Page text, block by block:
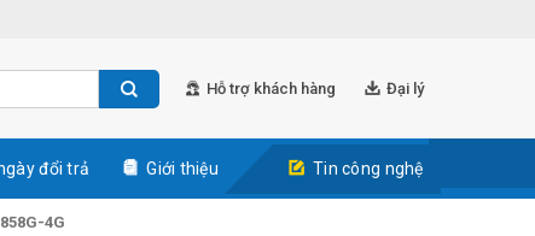
Hỗ trợ khách hàng Đại lý
đổi trả Giới thiệu Tin công nghệ
4G